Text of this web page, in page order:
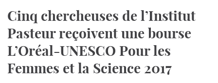
Cinq chercheuses de l’Institut
Pasteur reçoivent une bourse
L’Oréal-UNESCO Pour les
Femmes et la Science 2017